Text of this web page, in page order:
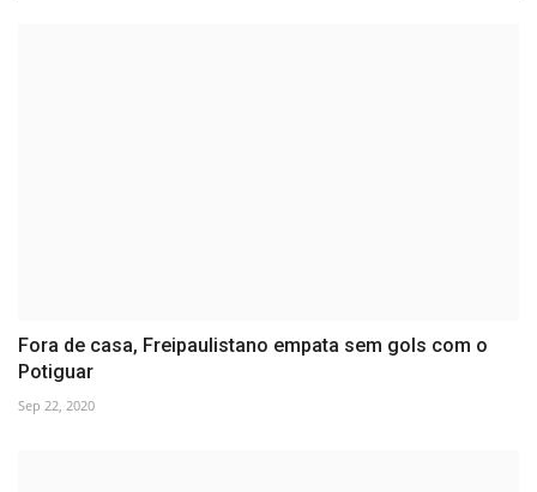
Fora de casa, Freipaulistano empata sem gols com o
Potiguar
Sep 22, 2020